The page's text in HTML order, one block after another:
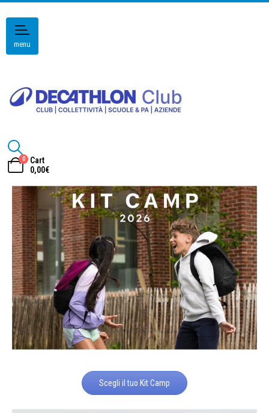
menu
0
Cart
0,00€
Scegli il tuo Kit Camp